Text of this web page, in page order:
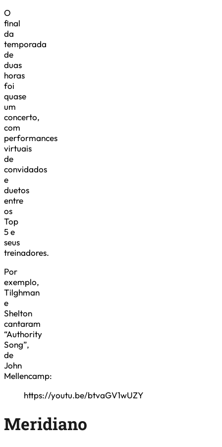
O
final
da
temporada
de
duas
horas
foi
quase
um
concerto,
com
performances
virtuais
de
convidados
e
duetos
entre
os
Top
5 e
seus
treinadores.
Por
exemplo,
Tilghman
e
Shelton
cantaram
“Authority
Song”,
de
John
Mellencamp:
https://youtu.be/btvaGV1wUZY
Meridiano